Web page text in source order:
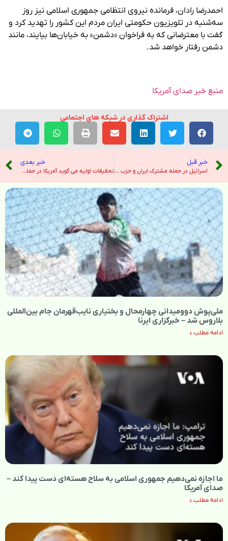
احمدرضا رادان، فرمانده نیروی انتظامی جمهوری اسلامی نیز روز
سه‌شنبه در تلویزیون حکومتی ایران مردم این کشور را تهدید کرد و
گفت با معترضانی که به فراخوان «دشمن» به خیابان‌ها بیایند، مانند
دشمن رفتار خواهد شد.
منبع خبر صدای آمریکا
اشتراک گذاری در شبکه های اجتماعی
خبر قبل
اسرائیل در حمله مشترک ایران و حزب الله با بیش از 100 موشک هدف قرار داد – هندوستان امروز
خبر بعدی
تحقیقات اولیه می گوید آمریکا در حمله به مدرسه در ایران مقصر است – نیویورک تایمز
ملی‌پوش دوومیدانی چهارمحال و بختیاری نایب‌قهرمان جام بین‌المللی
بلاروس شد – خبرگزاری ایرنا
ادامه مطلب »
ما اجازه نمی‌دهیم جمهوری اسلامی به سلاح هسته‌ای دست پیدا کند –
صدای آمریکا
ادامه مطلب »